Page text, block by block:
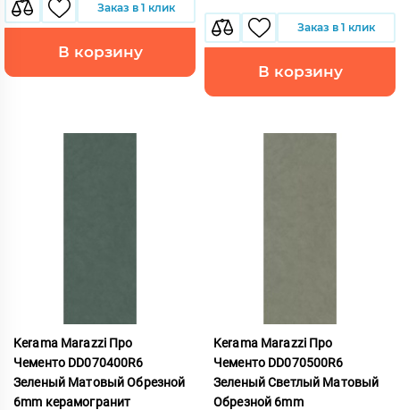
Заказ в 1 клик
В корзину
Заказ в 1 клик
В корзину
Kerama Marazzi Про
Чементо DD070400R6
Зеленый Матовый Обрезной
6mm керамогранит
Kerama Marazzi Про
Чементо DD070500R6
Зеленый Светлый Матовый
Обрезной 6mm